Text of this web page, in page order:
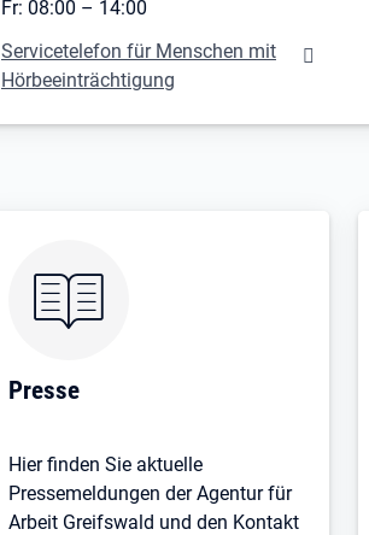
Fr: 08:00 – 14:00
Servicetelefon für Menschen mit
Hörbeeinträchtigung
Presse
Hier finden Sie aktuelle
Pressemeldungen der Agentur für
Arbeit Greifswald und den Kontakt